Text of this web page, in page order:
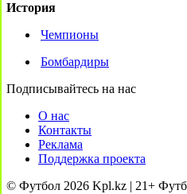
История
Чемпионы
Бомбардиры
Подписывайтесь на нас
О нас
Контакты
Реклама
Поддержка проекта
© Футбол 2026 Kpl.kz | 21+